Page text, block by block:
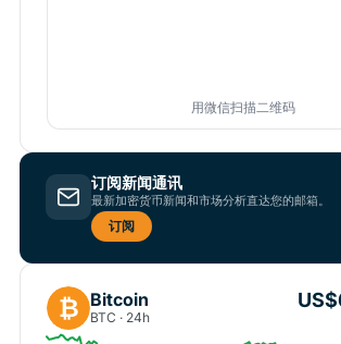
用微信扫描二维码
订阅新闻通讯
最新加密货币新闻和市场分析直达您的邮箱。
订阅
₿ Bitcoin
BTC · 24h